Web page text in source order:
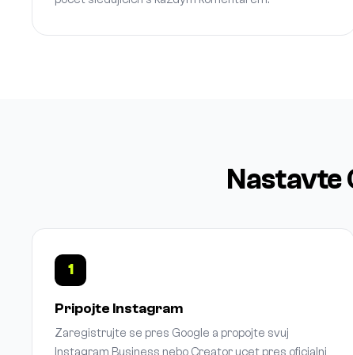
Nastavte
1
Pripojte Instagram
Zaregistrujte se pres Google a propojte svuj
Instagram Business nebo Creator ucet pres oficialni